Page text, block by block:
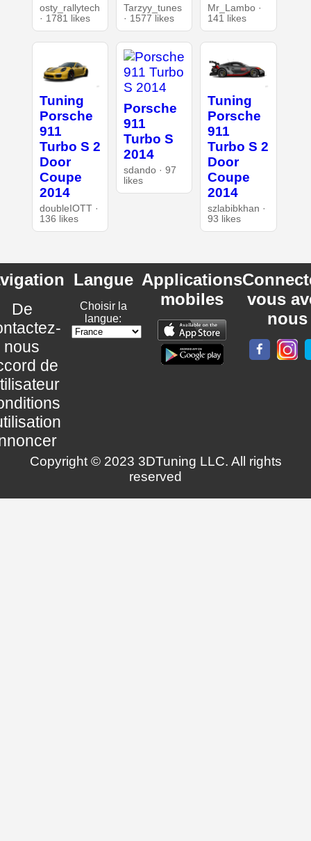
osty_rallytech
· 1781 likes
Tarzyy_tunes
· 1577 likes
Mr_Lambo ·
141 likes
Tuning
Porsche
911
Turbo S 2
Door
Coupe
2014
doubleIOTT ·
136 likes
Porsche
911
Turbo S
2014
sdando · 97
likes
Tuning
Porsche
911
Turbo S 2
Door
Coupe
2014
szlabibkhan ·
93 likes
De
nous
de
Langue
Choisir la
langue:
Applications
mobiles
vous
nous
Copyright © 2023 3DTuning LLC. All rights
reserved